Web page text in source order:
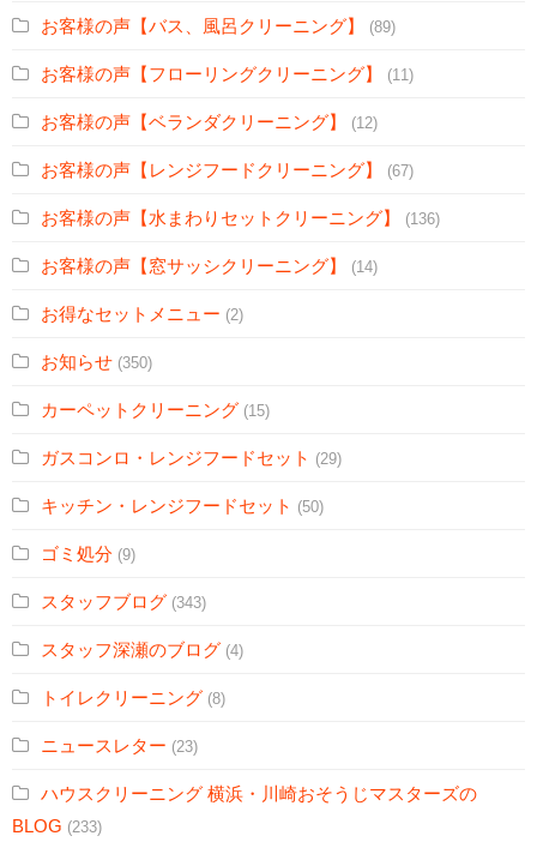
お客様の声【バス、風呂クリーニング】 (89)
お客様の声【フローリングクリーニング】 (11)
お客様の声【ベランダクリーニング】 (12)
お客様の声【レンジフードクリーニング】 (67)
お客様の声【水まわりセットクリーニング】 (136)
お客様の声【窓サッシクリーニング】 (14)
お得なセットメニュー (2)
お知らせ (350)
カーペットクリーニング (15)
ガスコンロ・レンジフードセット (29)
キッチン・レンジフードセット (50)
ゴミ処分 (9)
スタッフブログ (343)
スタッフ深瀬のブログ (4)
トイレクリーニング (8)
ニュースレター (23)
ハウスクリーニング 横浜・川崎おそうじマスターズの
BLOG (233)